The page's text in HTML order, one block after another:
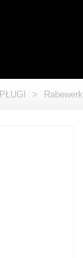
PŁUGI > Rabewerk